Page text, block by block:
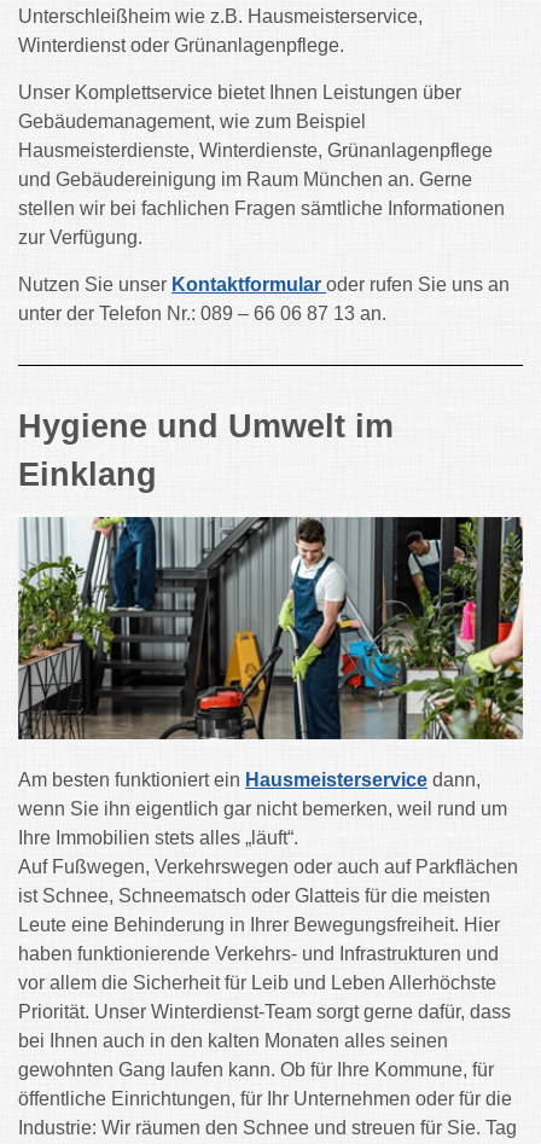
Unterschleißheim wie z.B. Hausmeisterservice,
Winterdienst oder Grünanlagenpflege.
Unser Komplettservice bietet Ihnen Leistungen über
Gebäudemanagement, wie zum Beispiel
Hausmeisterdienste, Winterdienste, Grünanlagenpflege
und Gebäudereinigung im Raum München an. Gerne
stellen wir bei fachlichen Fragen sämtliche Informationen
zur Verfügung.
Nutzen Sie unser Kontaktformular oder rufen Sie uns an
unter der Telefon Nr.: 089 – 66 06 87 13 an.
Hygiene und Umwelt im
Einklang
Am besten funktioniert ein Hausmeisterservice dann,
wenn Sie ihn eigentlich gar nicht bemerken, weil rund um
Ihre Immobilien stets alles „läuft“.
Auf Fußwegen, Verkehrswegen oder auch auf Parkflächen
ist Schnee, Schneematsch oder Glatteis für die meisten
Leute eine Behinderung in Ihrer Bewegungsfreiheit. Hier
haben funktionierende Verkehrs- und Infrastrukturen und
vor allem die Sicherheit für Leib und Leben Allerhöchste
Priorität. Unser Winterdienst-Team sorgt gerne dafür, dass
bei Ihnen auch in den kalten Monaten alles seinen
gewohnten Gang laufen kann. Ob für Ihre Kommune, für
öffentliche Einrichtungen, für Ihr Unternehmen oder für die
Industrie: Wir räumen den Schnee und streuen für Sie. Tag